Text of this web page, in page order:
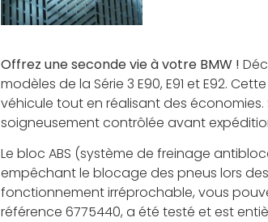
Offrez une seconde vie à votre BMW !
modèles de la Série 3 E90, E91 et E92.
véhicule tout en réalisant des
soigneusement contrôlée avant
Le bloc ABS (système de freinage
empêchant le blocage des pneus lors
fonctionnement irréprochable, vous
référence 6775440, a été testé et est